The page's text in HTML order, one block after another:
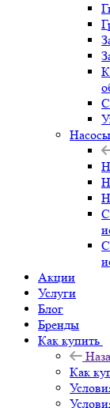
Акции
Услуги
Блог
Бренды
Как купить
Как